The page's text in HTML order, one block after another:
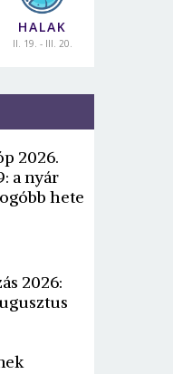
HALAK
II. 19. - III. 20.
2026.
a nyár
hete
2026: